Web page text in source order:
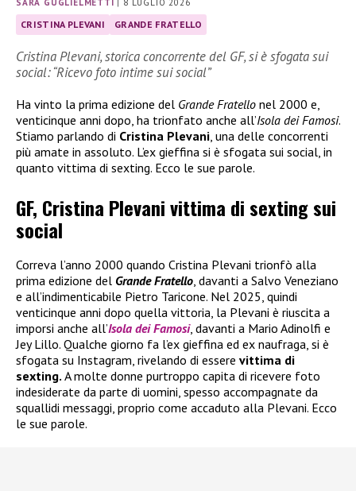
SARA GUGLIELMETTI 8 LUGLIO 2026
CRISTINA PLEVANI GRANDE FRATELLO
Cristina Plevani, storica concorrente del GF, si è sfogata sui
social: “Ricevo foto intime sui social”
Ha vinto la prima edizione del Grande Fratello nel 2000 e,
venticinque anni dopo, ha trionfato anche all’Isola dei Famosi.
Stiamo parlando di Cristina Plevani , una delle concorrenti
più amate in assoluto. L’ex gieffina si è sfogata sui social, in
quanto vittima di sexting. Ecco le sue parole.
GF, Cristina Plevani vittima di sexting sui
social
Correva l’anno 2000 quando Cristina Plevani trionfò alla
prima edizione del Grande Fratello, davanti a Salvo Veneziano
e all’indimenticabile Pietro Taricone. Nel 2025, quindi
venticinque anni dopo quella vittoria, la Plevani è riuscita a
imporsi anche all’Isola dei Famosi, davanti a Mario Adinolfi e
Jey Lillo. Qualche giorno fa l’ex gieffina ed ex naufraga, si è
sfogata su Instagram, rivelando di essere vittima di
sexting. A molte donne purtroppo capita di ricevere foto
indesiderate da parte di uomini, spesso accompagnate da
squallidi messaggi, proprio come accaduto alla Plevani. Ecco
le sue parole.